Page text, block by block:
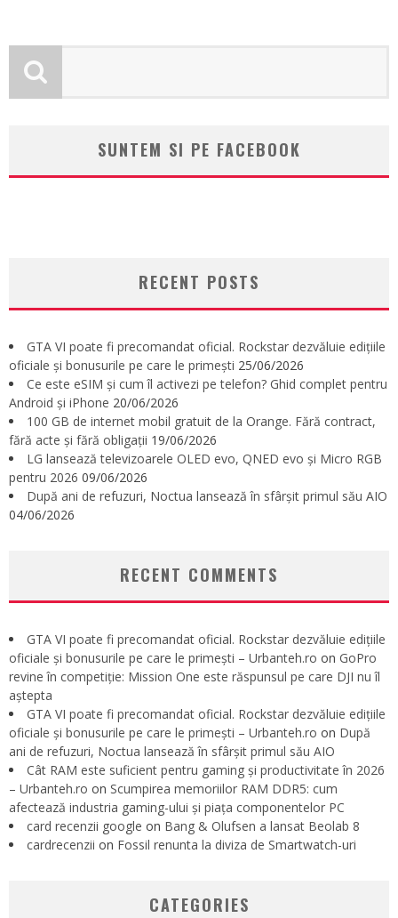
SUNTEM SI PE FACEBOOK
RECENT POSTS
GTA VI poate fi precomandat oficial. Rockstar dezvăluie edițiile
oficiale și bonusurile pe care le primești 25/06/2026
Ce este eSIM și cum îl activezi pe telefon? Ghid complet pentru
Android și iPhone 20/06/2026
100 GB de internet mobil gratuit de la Orange. Fără contract,
fără acte și fără obligații 19/06/2026
LG lansează televizoarele OLED evo, QNED evo și Micro RGB
pentru 2026 09/06/2026
După ani de refuzuri, Noctua lansează în sfârșit primul său AIO
04/06/2026
RECENT COMMENTS
GTA VI poate fi precomandat oficial. Rockstar dezvăluie edițiile
oficiale și bonusurile pe care le primești – Urbanteh.ro on GoPro
revine în competiție: Mission One este răspunsul pe care DJI nu îl
aștepta
GTA VI poate fi precomandat oficial. Rockstar dezvăluie edițiile
oficiale și bonusurile pe care le primești – Urbanteh.ro on După
ani de refuzuri, Noctua lansează în sfârșit primul său AIO
Cât RAM este suficient pentru gaming și productivitate în 2026
– Urbanteh.ro on Scumpirea memoriilor RAM DDR5: cum
afectează industria gaming-ului și piața componentelor PC
card recenzii google on Bang & Olufsen a lansat Beolab 8
cardrecenzii on Fossil renunta la diviza de Smartwatch-uri
CATEGORIES